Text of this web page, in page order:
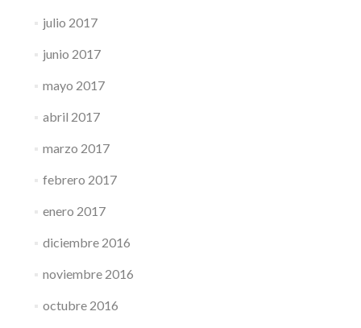
julio 2017
junio 2017
mayo 2017
abril 2017
marzo 2017
febrero 2017
enero 2017
diciembre 2016
noviembre 2016
octubre 2016